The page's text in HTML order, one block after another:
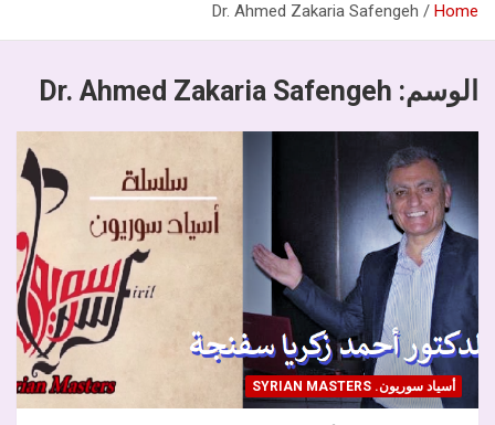
Home
Dr. Ahmed Zakaria Safengeh
الوسم: Dr. Ahmed Zakaria Safengeh
أسياد سوريون. SYRIAN MASTERS